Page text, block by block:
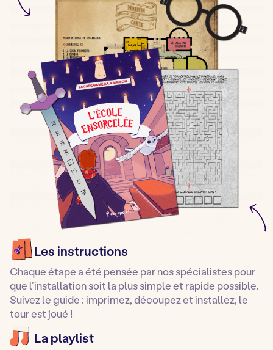
Les instructions
Chaque étape a été pensée par nos spécialistes pour
que l’installation soit la plus simple et rapide possible.
Suivez le guide : imprimez, découpez et installez, le
tour est joué !
La playlist